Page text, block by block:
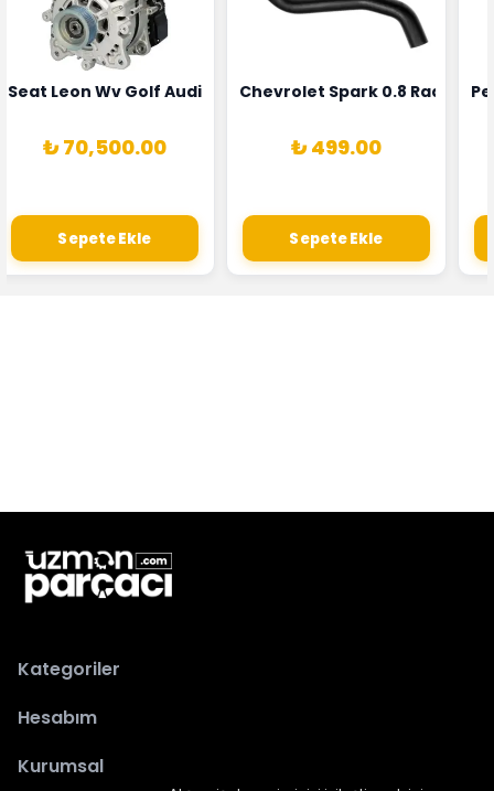
Sensörü Bosch Marka 1628HN-0258010081
Seat Leon Wv Golf Audi A3 Şarj Alternatörü Valeo Marka
₺ 70,500.00
Sepete Ekle
Chevrolet Spark 0.8 Radyatör
₺ 499.00
Sepete Ekle
Kategoriler
Hesabım
Kurumsal